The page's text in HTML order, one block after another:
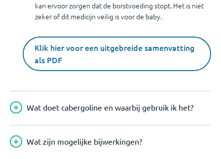
kan ervoor zorgen dat de borstvoeding stopt. Het is niet
zeker of dit medicijn veilig is voor de baby.
Klik hier voor een uitgebreide samenvatting
als PDF
Wat doet cabergoline en waarbij gebruik ik het?
Wat zijn mogelijke bijwerkingen?